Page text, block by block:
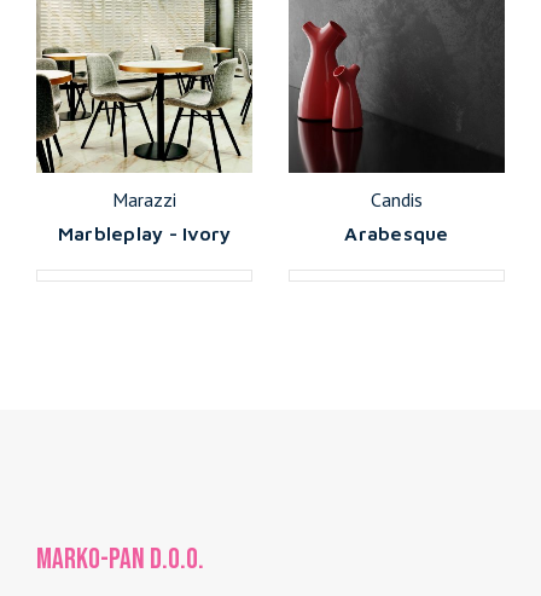
Marazzi
Marbleplay - Ivory
Candis
Arabesque
MARKO-PAN d.o.o.